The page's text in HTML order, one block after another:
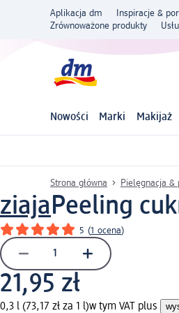
Aplikacja dm Inspiracje &
Zrównoważone produkty
Nowości Marki Makijaż
Strona główna Pielęgnacja &
ziajaPeeling
5 (1 ocena)
21,95 zł
0,3 l (73,17 zł za 1 l)w tym VAT plus